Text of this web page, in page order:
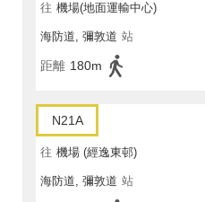
往 機場(地面運輸中心)
海防道, 彌敦道 站
距離 180m
N21A
往 機場 (經逸東邨)
海防道, 彌敦道 站